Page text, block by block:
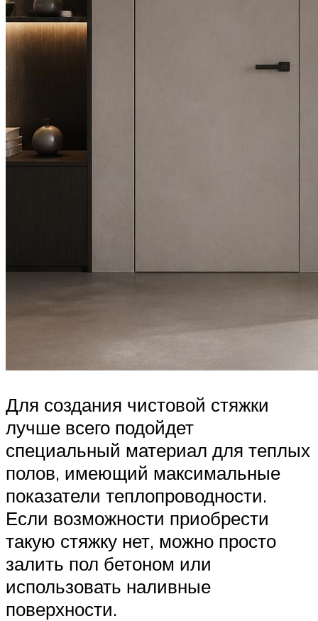
Для создания чистовой стяжки
лучше всего подойдет
специальный материал для теплых
полов, имеющий максимальные
показатели теплопроводности.
Если возможности приобрести
такую стяжку нет, можно просто
залить пол бетоном или
использовать наливные
поверхности.